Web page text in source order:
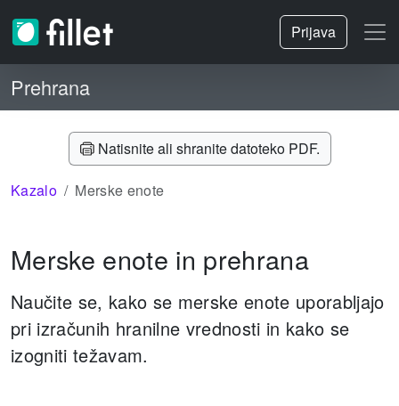
Prijava
Prehrana
Natisnite ali shranite datoteko PDF.
Kazalo Merske enote
Merske enote in prehrana
Naučite se, kako se merske enote uporabljajo
pri izračunih hranilne vrednosti in kako se
izogniti težavam.